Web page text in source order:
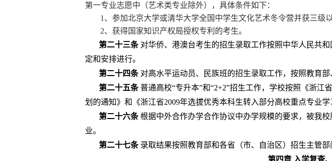
第一专业志愿中（艺术类专业除外），具体条件如下：
1 、参加北京大学或清华大学全国中学生文化艺术冬令营并获三级
2、获得国家知识产权局授权专利的考生。
第二十三条 对华侨、港澳台考生的招生录取工作按照中华人民共
定和安排进行。
第二十四条 对高水平运动员、民族班的招生录取工作，按照教育
第二十五条 普通高校“专升本”和“2+2”招生工作，学校按照《浙江
划的通知》和《浙江省2009年选拔优秀本科生转入部分高校重点专业
第二十六条 根据中外合作办学合作协议中办学规模的要求，被我
业。
第二十七条 录取结果按照教育部和各省（市、自治区） 招生主管部
第四章 入学复查